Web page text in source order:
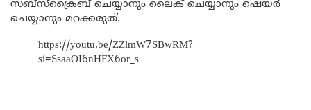
സബ്സ്ക്രൈബ് ചെയ്യാനും ലൈക് ചെയ്യാനും ഷെയർ
ചെയ്യാനും മറക്കരുത്.
https://youtu.be/ZZlmW7SBwRM?
si=SsaaOI6nHFX6or_s